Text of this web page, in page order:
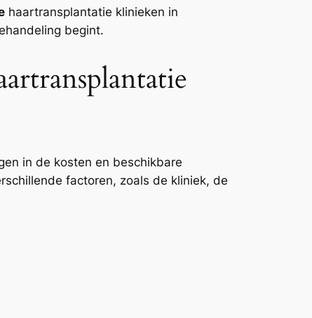
haartransplantatie klinieken in
begint.
in de kosten en beschikbare
factoren, zoals de kliniek, de